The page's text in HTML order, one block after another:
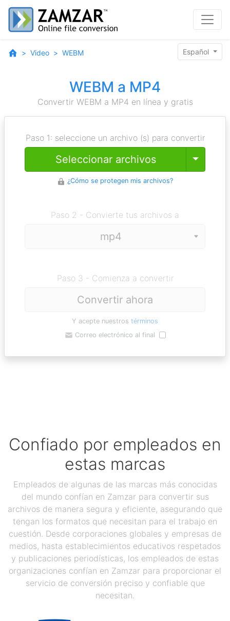
Video WEBM Español
WEBM a MP4
Convertir WEBM a MP4 en línea y gratis
Paso 1: seleccione un archivo (s) para convertir
Seleccionar archivos Toggle
¿Cómo se protegen mis archivos?
Paso 2 - Convierte tus archivos a
Paso 3 - Comienza a convertir
Convertir ahora
Y acepte nuestros términos
Correo electrónico al final
Confiado por empleados en
estas marcas
Empleados de algunas de las marcas más conocidas
del mundo confían en Zamzar para convertir sus
archivos de manera segura y eficiente, asegurando que
tengan los formatos que necesitan para el trabajo en
cuestión. Desde corporaciones globales y empresas de
medios, hasta establecimientos educativos respetados
y publicaciones periodísticas, los empleados de estas
organizaciones confían en Zamzar para proporcionar el
servicio de conversión preciso y confiable que
necesitan.